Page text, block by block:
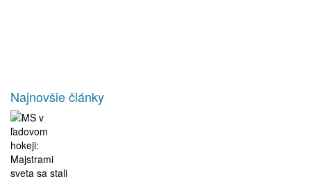
Najnovšie články